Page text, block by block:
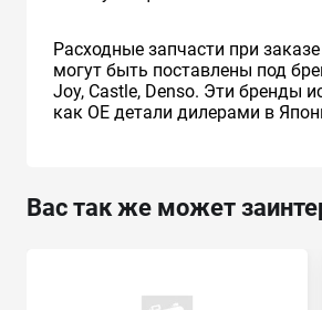
Расходные запчасти при
могут быть поставлены под
Joy, Castle, Denso. Эти бренды
как ОЕ детали дилерами в
Вас так же может